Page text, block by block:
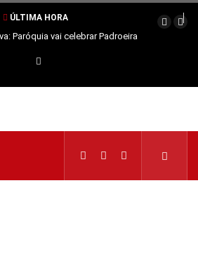
ÚLTIMA HORA
Paróquia vai celebrar Padroeira